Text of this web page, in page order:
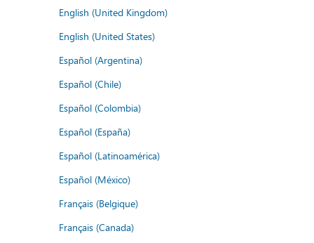
English (United Kingdom)
English (United States)
Español (Argentina)
Español (Chile)
Español (Colombia)
Español (España)
Español (Latinoamérica)
Español (México)
Français (Belgique)
Français (Canada)